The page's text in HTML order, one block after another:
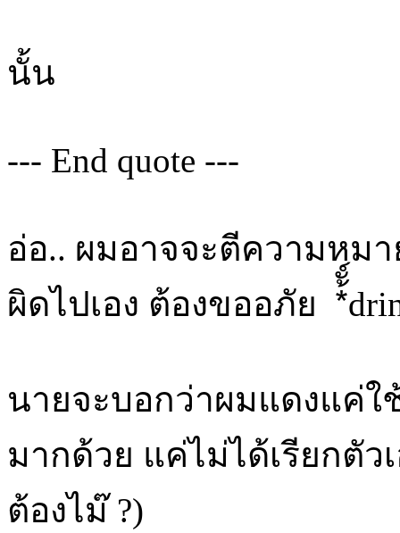
นั้น
--- End quote ---
อ่อ.. ผมอาจจะตีความหม
ผิดไปเอง ต้องขออภัย *้ั์
นายจะบอกว่าผมแดงแค่ใ
มากด้วย แค่ไม่ได้เรียกตัว
ต้องไม๊ ?)